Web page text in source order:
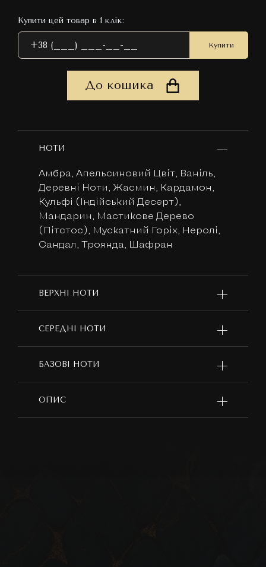
Купити цей товар в 1 клік:
Купити
До кошика
НОТИ
Амбра, Апельсиновий Цвіт, Ваніль,
Деревні Ноти, Жасмин, Кардамон,
Кульфі (Індійський Десерт),
Мандарин, Мастикове Дерево
(Пітстос), Мускатний Горіх, Неролі,
Сандал, Троянда, Шафран
ВЕРХНІ НОТИ
СЕРЕДНІ НОТИ
БАЗОВІ НОТИ
ОПИС